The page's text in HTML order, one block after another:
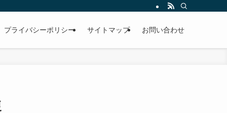
プライバシーポリシー サイトマップ お問い合わせ